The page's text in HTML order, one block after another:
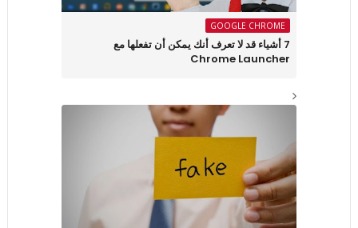
GOOGLE CHROME
7 أشياء قد لا تعرف أنك يمكن أن تفعلها مع
Chrome Launcher